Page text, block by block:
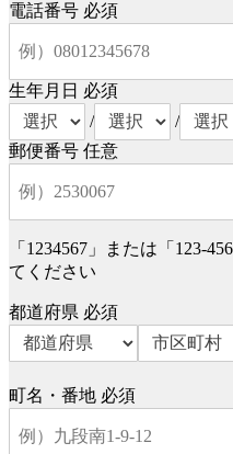
電話番号 必須
生年月日 必須
/
/
郵便番号 任意
「1234567」または「123-
てください
都道府県 必須
町名・番地 必須